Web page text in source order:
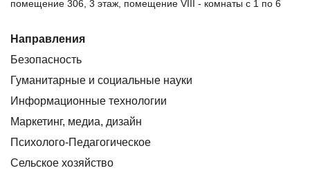
помещение 306, 3 этаж, помещение VIII - комнаты с 1 по 6
Направления
Безопасность
Гуманитарные и социальные науки
Информационные технологии
Маркетинг, медиа, дизайн
Психолого-Педагогическое
Сельское хозяйство